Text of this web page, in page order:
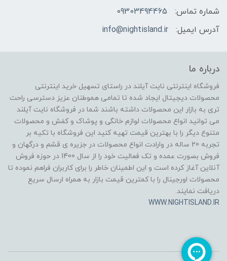
شماره تماس:
09303494465
آدرس ایمیل:
info@nightisland.ir
درباره ما
فروشگاه اینترنتی نایت آیلند در راستای تسهیل خرید اینترنتی
محصولات دیجیتال ایجاد شده تا تمامی هموطنان عزیز دسترسی راحت
تری به بازار این محصولات داشته باشند شما در فروشگاه نایت آیلند
می توانید انواع محصولات لوازم خانگی و پوشاک و کفش و محصولات
متنوع دیگر را با بهترین قیمت تهیه کنید این فروشگاه با تکیه بر
تجربه 20 ساله در وارادت انواع محصولات در جزیره ی قشم و درگهان و
فروش بصورت عمده و تک فعالیت خود را از سال 1400 در حوزه فروش
آنلاین آغاز کرده است و این اطمینان خاطر را برای کاربران فراهم نموده تا
محصولات اورجینال را با کمترین قیمت بازار به همراه ارسال سریع
دریافت نمایند.
WWW.NIGHTISLAND.IR